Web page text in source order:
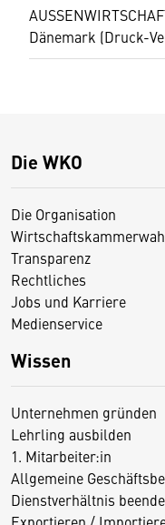
Dänemark (Druck-
Die WKO
Die Organisation
Transparenz
Rechtliches
Jobs und Karriere
Medienservice
Wissen
Unternehmen gründen
Lehrling ausbilden
1. Mitarbeiter:in
Allgemeine
Dienstverhältnis
Exportieren /